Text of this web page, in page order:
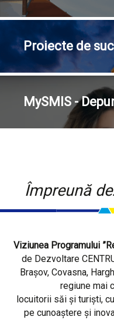
Proiecte de
MySMIS -
Împreună
Viziunea Programului
de Dezvoltare
Brașov, Covasna,
regiune mai
locuitorii săi și turiști,
pe cunoaștere și